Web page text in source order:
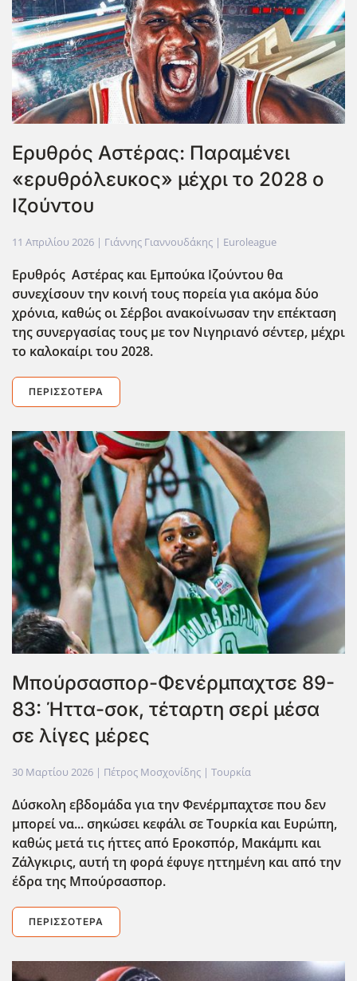
Ερυθρός Αστέρας: Παραμένει
«ερυθρόλευκος» μέχρι το 2028 ο
Ιζούντου
11 Απριλίου 2026 | Γιάννης Γιαννουδάκης | Euroleague
Ερυθρός Αστέρας και Εμπούκα Ιζούντου θα
συνεχίσουν την κοινή τους πορεία για ακόμα δύο
χρόνια, καθώς οι Σέρβοι ανακοίνωσαν την επέκταση
της συνεργασίας τους με τον Νιγηριανό σέντερ, μέχρι
το καλοκαίρι του 2028.
ΠΕΡΙΣΣΌΤΕΡΑ
Μπούρσασπορ-Φενέρμπαχτσε 89-
83: Ήττα-σοκ, τέταρτη σερί μέσα
σε λίγες μέρες
30 Μαρτίου 2026 | Πέτρος Μοσχονίδης | Τουρκία
Δύσκολη εβδομάδα για την Φενέρμπαχτσε που δεν
μπορεί να... σηκώσει κεφάλι σε Τουρκία και Ευρώπη,
καθώς μετά τις ήττες από Εροκσπόρ, Μακάμπι και
Ζάλγκιρις, αυτή τη φορά έφυγε ηττημένη και από την
έδρα της Μπούρσασπορ.
ΠΕΡΙΣΣΌΤΕΡΑ